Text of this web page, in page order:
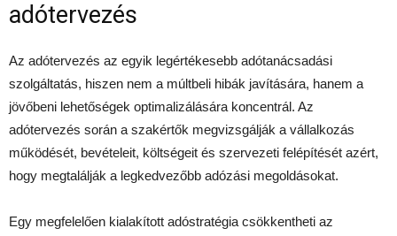
adótervezés
Az adótervezés az egyik legértékesebb adótanácsadási
szolgáltatás, hiszen nem a múltbeli hibák javítására, hanem a
jövőbeni lehetőségek optimalizálására koncentrál. Az
adótervezés során a szakértők megvizsgálják a vállalkozás
működését, bevételeit, költségeit és szervezeti felépítését azért,
hogy megtalálják a legkedvezőbb adózási megoldásokat.
Egy megfelelően kialakított adóstratégia csökkentheti az